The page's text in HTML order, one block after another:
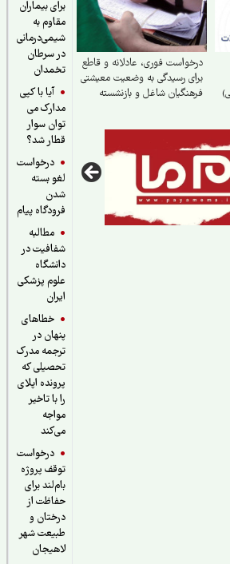
برای بیماران
مقاوم به
شیمی‌درمانی
در سرطان
تخمدان
آیا با کپی
مدارک می
توان سوار
قطار شد؟
درخواست
لغو بسته
فرودگاه پیام
مطالبه
شفافیت در
دانشگاه
علوم پزشکی
خطاهای
پنهان در
ترجمه مدرک
تحصیلی که
پرونده اپلای
را با تاخیر
درخواست
توقف پروژه
بام‌لند برای
حفاظت از
درختان و
طبیعت شهر
لاهیجان
درخواست فوری، عادلانه و قاطع
برای رسیدگی به وضعیت معیشتی
فرهنگیان شاغل و بازنشسته